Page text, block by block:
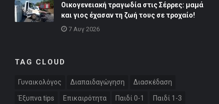
Οικογενειακή τραγωδία στις Σέρρες: μαμά
και γιος έχασαν τη ζωή τους σε τροχαίο!
7 Αυγ 2026
TAG CLOUD
Γυναικολόγος Διαπαιδαγώγηση Διασκέδαση
Έξυπνα tips Επικαιρότητα Παιδί 0-1 Παιδί 1-3